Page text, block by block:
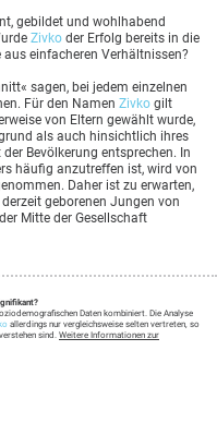
gebildet und wohlhabend
Zivko der Erfolg bereits in die
einfacheren Verhältnissen?
sagen, bei jedem einzelnen
Für den Namen Zivko gilt
von Eltern gewählt wurde,
als auch hinsichtlich ihres
Bevölkerung entsprechen. In
häufig anzutreffen ist, wird von
Daher ist zu erwarten,
geborenen Jungen von
Mitte der Gesellschaft
Daten kombiniert. Die Analyse
allerdings nur vergleichsweise selten vertreten, so
sind. Weitere Informationen zur